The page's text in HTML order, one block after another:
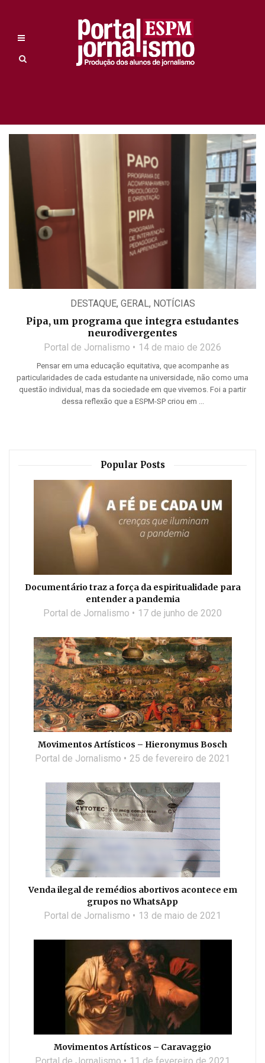
DESTAQUE, GERAL, NOTÍCIAS
Pipa, um programa que integra estudantes
neurodivergentes
Portal de Jornalismo 14 de maio de 2026
Pensar em uma educação equitativa, que acompanhe as
particularidades de cada estudante na universidade, não como uma
questão individual, mas da sociedade em que vivemos. Foi a partir
dessa reflexão que a ESPM-SP criou em ...
Popular Posts
Documentário traz a força da espiritualidade para
entender a pandemia
Portal de Jornalismo 17 de junho de 2020
Movimentos Artísticos – Hieronymus Bosch
Portal de Jornalismo 25 de fevereiro de 2021
Venda ilegal de remédios abortivos acontece em
grupos no WhatsApp
Portal de Jornalismo 13 de maio de 2021
Movimentos Artísticos – Caravaggio